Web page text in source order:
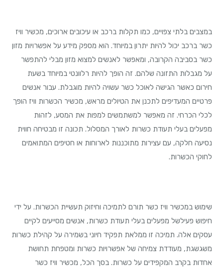
במצבים בלתי צפויים, כמו תקלות ברכב או עיכובים ארוכים, מכשיר וויז
כשר ברכב יכול להיות יתרון במיוחד. הוא מספק מידע על אפשרויות מזון
כשר בסביבה הקרובה, ומאפשר לאנשים למצוא מזון מבלי להתפשר
על מגבלות התזונה שלהם. זה הופך להיות רלוונטי במיוחד בשעת
חירום כאשר הגישה לאוכל כשר עשויה להיות מוגבלת. עבור אנשים
פרטיים המעדיפים לתכנן את הטיולים מראש, מכשיר הכשרות וויז הופך
לכלי הכרחי. זה מאפשר למשתמשים למפות את המסע, לזהות
מפעלים בעלי תעודת כשרות לאורך המסלול. תכונה זו מבטיחה חווית
נסיעה חלקה, עם עצירות מתוכננות לארוחות או חטיפים המתואמים
לחוקי הכשרות.
שימוש במכשיר וויז כשר תורם לתמיכה וחיזוק תעשיית הכשרות. על ידי
חיפוש פעילשל מפעלים בעלי תעודת כשרות, אנשים מסייעים לקיים
עסקים אלה. תמיכה זו ממלאת תפקיד חיוני בשמירה על קהילת כשרות
משגשגת, מעודדת צמיחה של אפשרויות כשרות ומטפחת תחושת
אחדות בקרב המקפידים על כשרות. בסך הכל, מכשיר וויז כשר